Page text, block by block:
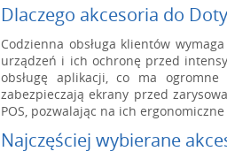
Dlaczego akcesoria do
Codzienna obsługa klientów
urządzeń i ich ochronę przed
obsługę aplikacji, co ma
zabezpieczają ekrany przed
POS, pozwalając na ich
Najczęściej wybierane